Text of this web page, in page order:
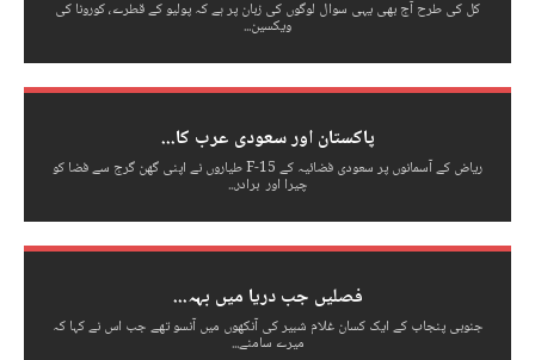
کل کی طرح آج بھی یہی سوال لوگوں کی زبان پر ہے کہ پولیو کے قطرے، کورونا کی
ویکسین...
پاکستان اور سعودی عرب کا...
ریاض کے آسمانوں پر سعودی فضائیہ کے F-15 طیاروں نے اپنی گھن گرج سے فضا کو
چیرا اور برادر...
فصلیں جب دریا میں بہہ...
جنوبی پنجاب کے ایک کسان غلام شبیر کی آنکھوں میں آنسو تھے جب اس نے کہا کہ
میرے سامنے...